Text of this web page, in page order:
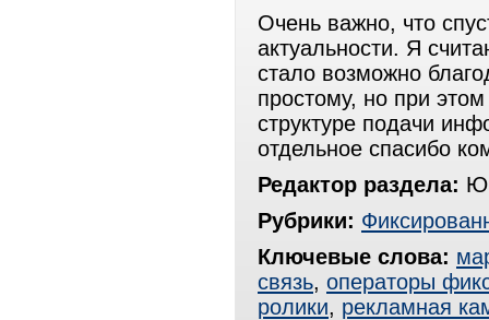
Очень важно, что
актуальности. Я
стало возможно
простому, но при
структуре подачи
отдельное спасибо
Редактор раздела:
Рубрики:
Ключевые слова:
связь, операторы
ролики, рекламная